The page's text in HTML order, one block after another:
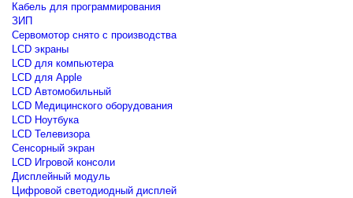
Кабель для программирования
ЗИП
Сервомотор снято с производства
LCD экраны
LCD для компьютера
LCD для Apple
LCD Автомобильный
LCD Медицинского оборудования
LCD Ноутбука
LCD Телевизора
Сенсорный экран
LCD Игровой консоли
Дисплейный модуль
Цифровой светодиодный дисплей